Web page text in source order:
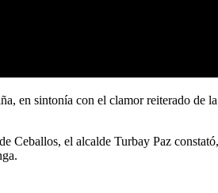
en sintonía con el clamor reiterado
Ceballos, el alcalde Turbay Paz